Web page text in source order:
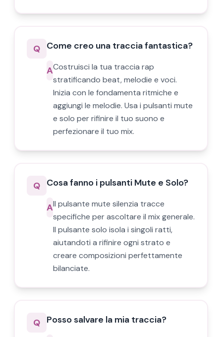
Q Come creo una traccia fantastica?
ACostruisci la tua traccia rap
stratificando beat, melodie e voci.
Inizia con le fondamenta ritmiche e
aggiungi le melodie. Usa i pulsanti mute
e solo per rifinire il tuo suono e
perfezionare il tuo mix.
Q Cosa fanno i pulsanti Mute e Solo?
AIl pulsante mute silenzia tracce
specifiche per ascoltare il mix generale.
Il pulsante solo isola i singoli ratti,
aiutandoti a rifinire ogni strato e
creare composizioni perfettamente
bilanciate.
Q Posso salvare la mia traccia?